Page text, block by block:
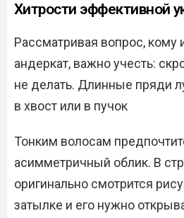
Хитрости эффективной
Рассматривая вопрос, кому
андеркат, важно учесть:
не делать. Длинные пряди
в хвост или в пучок
Тонким волосам
асимметричный облик. В
оригинально смотрится
затылке и его нужно